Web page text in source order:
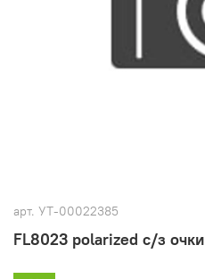
арт. УТ-00022385
FL8023 polarized с/з очки